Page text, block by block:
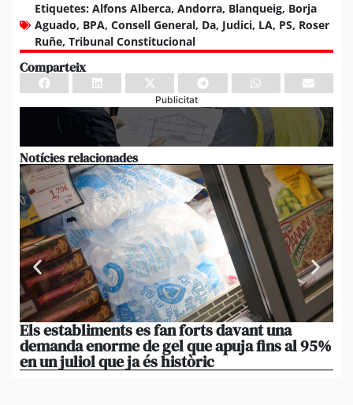
Etiquetes: Alfons Alberca, Andorra, Blanqueig, Borja
Aguado, BPA, Consell General, Da, Judici, LA, PS, Roser
Ruñe, Tribunal Constitucional
Comparteix
Publicitat
Notícies relacionades
Els establiments es fan forts davant una
demanda enorme de gel que apuja fins al 95%
en un juliol que ja és històric